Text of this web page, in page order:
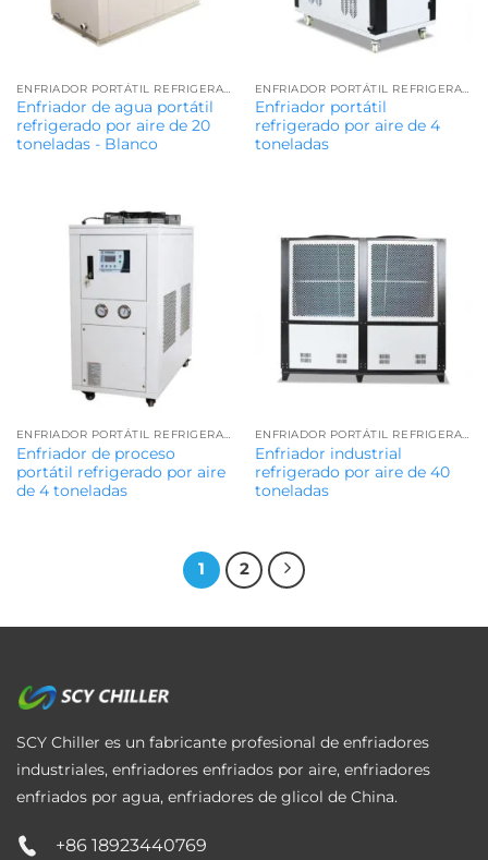
Enfriador de agua portátil
refrigerado por aire de 20
toneladas - Blanco
Enfriador portátil
refrigerado por aire de 4
toneladas
ENFRIADOR PORTÁTIL REFRIGERADO POR AIRE
Enfriador de proceso
portátil refrigerado por aire
de 4 toneladas
ENFRIADOR PORTÁTIL REFRIGERADO POR AIRE
Enfriador industrial
refrigerado por aire de 40
toneladas
1 2
SCY Chiller es un fabricante profesional de enfriadores
industriales, enfriadores enfriados por aire, enfriadores
enfriados por agua, enfriadores de glicol de China.
+86 18923440769